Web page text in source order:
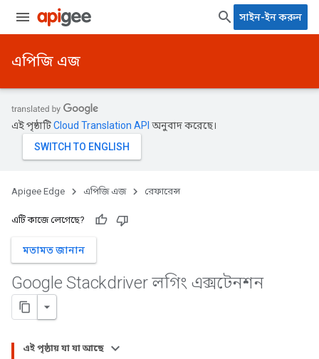
সাইন-ইন করুন
এপিজি এজ
এই পৃষ্ঠাটিCloud Translation API অনুবাদ করেছে।
Apigee Edge এপিজি এজ রেফারেন্স
এটি কাজে লেগেছে?
মতামত জানান
Google Stackdriver লগিং এক্সটেনশন
এই পৃষ্ঠায় যা যা আছে